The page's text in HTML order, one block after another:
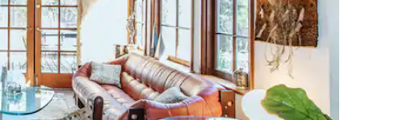
para cima e para baixo do teclado ou tocando e deslizando o dedo na tela.